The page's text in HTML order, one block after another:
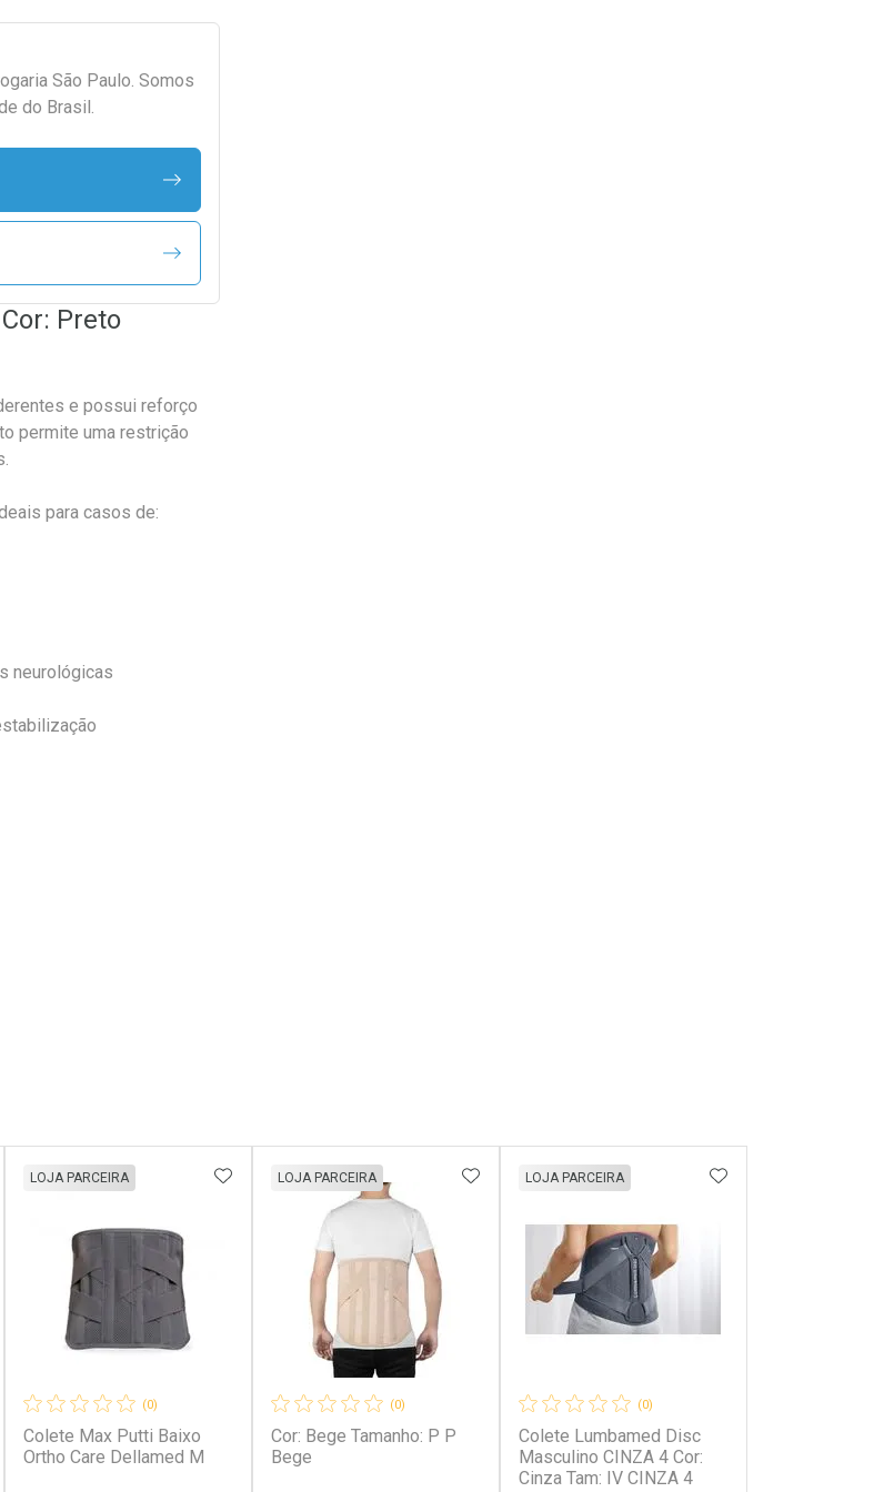
São Paulo. Somos
do Brasil.
Preto
e possui reforço
permite uma restrição
para casos de:
neurológicas
AOS FAVORITOS
(0)
Colete Max Putti Baixo
Ortho Care Dellamed M
LOJA PARCEIRA ADICIONAR AOS FAVORITOS
(0)
Cor: Bege Tamanho: P P
Bege
LOJA PARCEIRA ADICIONAR AOS FAVORITOS
(0)
Colete Lumbamed Disc
Masculino CINZA 4 Cor:
Cinza Tam: IV CINZA 4
LOJA PARCEIRA ADICIONAR AOS